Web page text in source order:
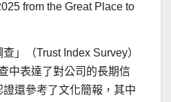
from the Great Place to
」（Trust Index Survey）
中表達了對公司的長期信
還參考了文化簡報，其中